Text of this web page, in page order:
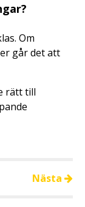
Om
går det att
rätt till
Nästa